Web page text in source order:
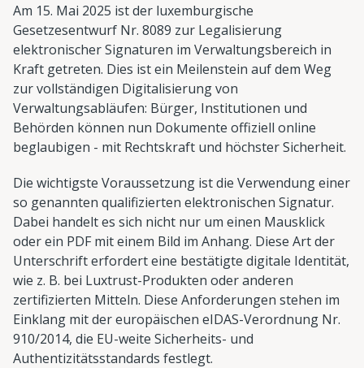
Am 15. Mai 2025 ist der luxemburgische
Gesetzesentwurf Nr. 8089 zur Legalisierung
elektronischer Signaturen im Verwaltungsbereich in
Kraft getreten. Dies ist ein Meilenstein auf dem Weg
zur vollständigen Digitalisierung von
Verwaltungsabläufen: Bürger, Institutionen und
Behörden können nun Dokumente offiziell online
beglaubigen - mit Rechtskraft und höchster Sicherheit.
Die wichtigste Voraussetzung ist die Verwendung einer
so genannten qualifizierten elektronischen Signatur.
Dabei handelt es sich nicht nur um einen Mausklick
oder ein PDF mit einem Bild im Anhang. Diese Art der
Unterschrift erfordert eine bestätigte digitale Identität,
wie z. B. bei Luxtrust-Produkten oder anderen
zertifizierten Mitteln. Diese Anforderungen stehen im
Einklang mit der europäischen eIDAS-Verordnung Nr.
910/2014, die EU-weite Sicherheits- und
Authentizitätsstandards festlegt.